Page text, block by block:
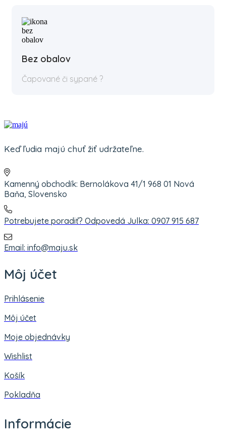
Bez obalov
Čapované či sypané ?
Keď ľudia majú chuť žiť udržateľne.
Kamenný obchodík: Bernolákova 41/1 968 01 Nová
Baňa, Slovensko
Potrebujete poradiť? Odpovedá Julka: 0907 915 687
Email: info@maju.sk
Môj účet
Prihlásenie
Môj účet
Moje objednávky
Wishlist
Košík
Pokladňa
Informácie